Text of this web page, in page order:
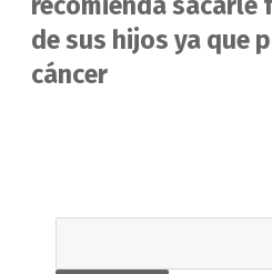
de sus hijos ya que
cáncer